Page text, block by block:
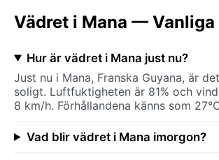
Vädret i Mana —
Hur är vädret i Mana just nu?
Just nu i Mana, Franska Guyana, är
soligt. Luftfuktigheten är 81% och
8 km/h. Förhållandena känns som
Vad blir vädret i Mana imorgon?